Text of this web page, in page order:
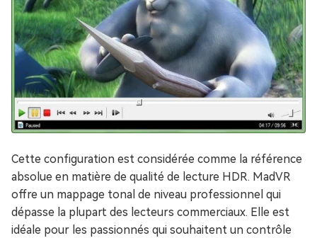
Cette configuration est considérée comme la référence
absolue en matière de qualité de lecture HDR. MadVR
offre un mappage tonal de niveau professionnel qui
dépasse la plupart des lecteurs commerciaux. Elle est
idéale pour les passionnés qui souhaitent un contrôle